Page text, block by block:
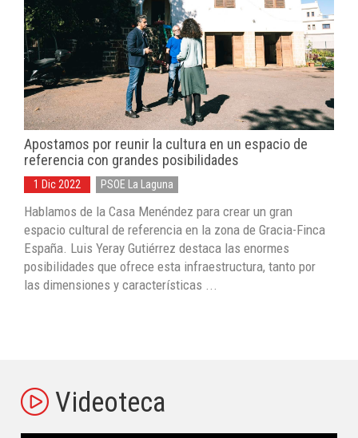
Apostamos por reunir la cultura en un espacio de
referencia con grandes posibilidades
1 Dic 2022 PSOE La Laguna
Hablamos de la Casa Menéndez para crear un gran
espacio cultural de referencia en la zona de Gracia-Finca
España. Luis Yeray Gutiérrez destaca las enormes
posibilidades que ofrece esta infraestructura, tanto por
las dimensiones y características ...
Videoteca